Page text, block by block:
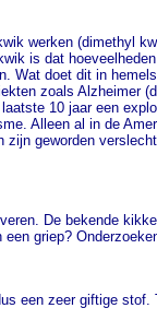
werken (dimethyl
is dat
doet dit in
zoals Alzheimer
10 jaar een
Alleen al in de
geworden
De bekende
griep?
een zeer giftige